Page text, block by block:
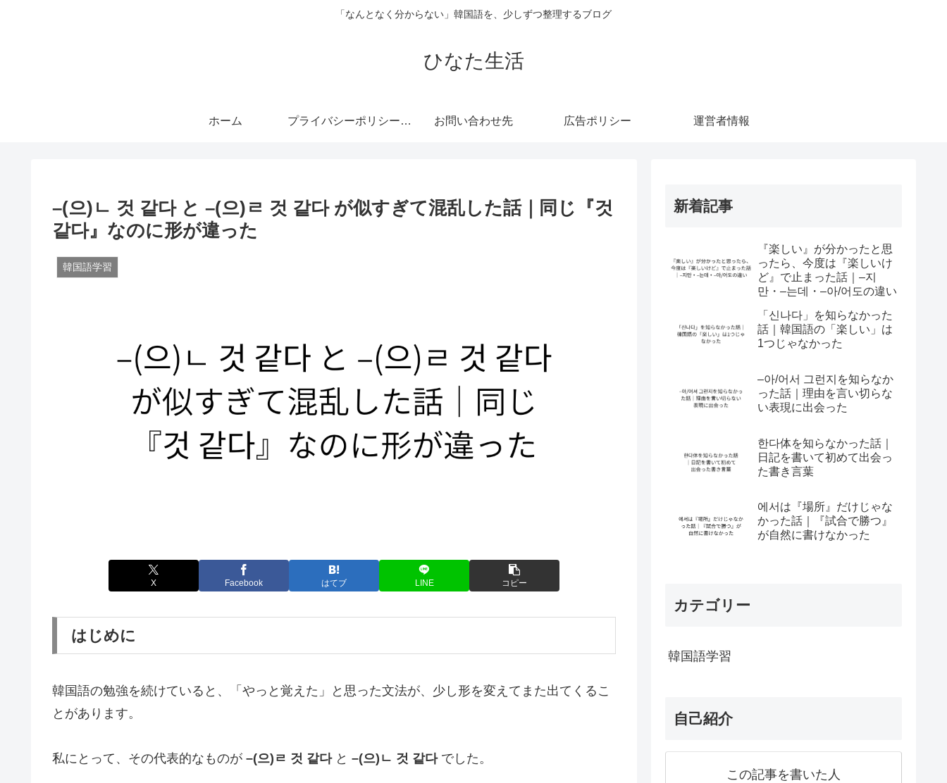
「なんとなく分からない」韓国語を、少しずつ整理するブログ
ひなた生活
ホーム プライバシーポリシー・免責事項 お問い合わせ先 広告ポリシー 運営者情報
–(으)ㄴ 것 같다 と –(으)ㄹ 것 같다 が似すぎて混乱した話｜同じ『것
같다』なのに形が違った
韓国語学習
X Facebook はてブ LINE コピー
はじめに
韓国語の勉強を続けていると、「やっと覚えた」と思った文法が、少し形を変えてまた出てくるこ
とがあります。
私にとって、その代表的なものが –(으)ㄹ 것 같다と –(으)ㄴ 것 같다でした。
新着記事
『楽しい』が分かったと思
ったら、今度は『楽しいけ
ど』で止まった話｜–지
만・–는데・–아/어도の違い
「신나다」を知らなかった
話｜韓国語の「楽しい」は
1つじゃなかった
–아/어서 그런지を知らなか
った話｜理由を言い切らな
い表現に出会った
한다体を知らなかった話｜
日記を書いて初めて出会っ
た書き言葉
에서は『場所』だけじゃな
かった話｜『試合で勝つ』
が自然に書けなかった
カテゴリー
韓国語学習
自己紹介
この記事を書いた人